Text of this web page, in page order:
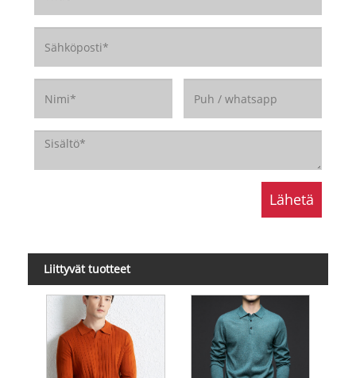
Liittyvät tuotteet